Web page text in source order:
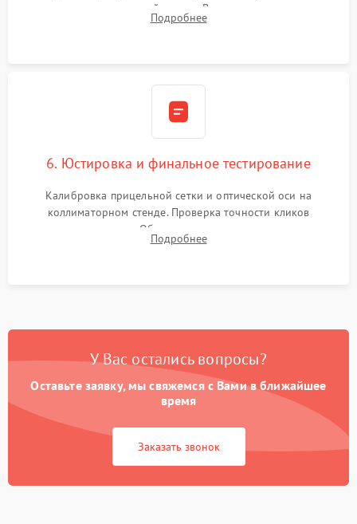
нанесение влагозащитной смазки. Вакуумирование корпуса
и заполнение его осушенным азотом или аргоном для
Подробнее
6. Юстировка и финальное тестирование
Калибровка прицельной сетки и оптической оси на
коллиматорном стенде. Проверка точности кликов
механизма поправок. Обязательное испытание прицела на
ударном стенде для проверки устойчивости к отдаче и
Подробнее
У Вас остались вопросы?
Оставьте заявку, мы свяжемся с Вами в ближайшее
время
Заказать звонок